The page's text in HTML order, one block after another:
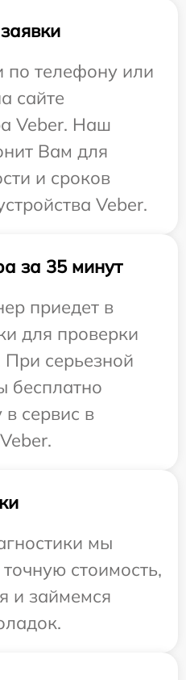
по телефону или
сайте
Veber. Наш
Вам для
и сроков
Veber.
за 35 минут
приедет в
для проверки
При серьезной
бесплатно
в сервис в
мы
стоимость,
и займемся